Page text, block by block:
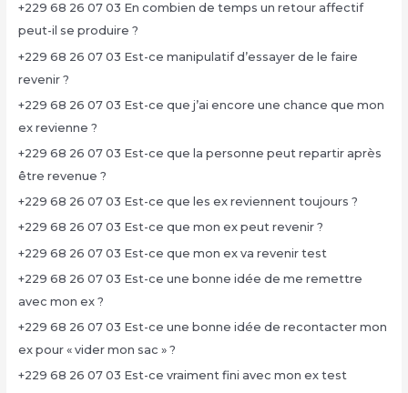
+229 68 26 07 03 En combien de temps un retour affectif
peut-il se produire ?
+229 68 26 07 03 Est-ce manipulatif d’essayer de le faire
revenir ?
+229 68 26 07 03 Est-ce que j’ai encore une chance que mon
ex revienne ?
+229 68 26 07 03 Est-ce que la personne peut repartir après
être revenue ?
+229 68 26 07 03 Est-ce que les ex reviennent toujours ?
+229 68 26 07 03 Est-ce que mon ex peut revenir ?
+229 68 26 07 03 Est-ce que mon ex va revenir test
+229 68 26 07 03 Est-ce une bonne idée de me remettre
avec mon ex ?
+229 68 26 07 03 Est-ce une bonne idée de recontacter mon
ex pour « vider mon sac » ?
+229 68 26 07 03 Est-ce vraiment fini avec mon ex test